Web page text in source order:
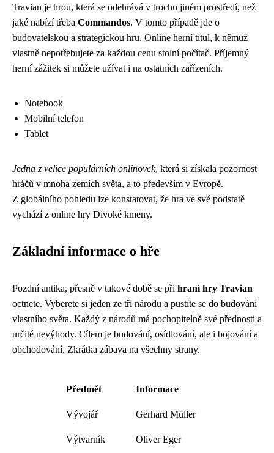
Travian je hrou, která se odehrává v trochu jiném prostředí, než
jaké nabízí třeba Commandos. V tomto případě jde o
budovatelskou a strategickou hru. Online herní titul, k němuž
vlastně nepotřebujete za každou cenu stolní počítač. Příjemný
herní zážitek si můžete užívat i na ostatních zařízeních.
Notebook
Mobilní telefon
Tablet
Jedna z velice populárních onlinovek, která si získala pozornost
hráčů v mnoha zemích světa, a to především v Evropě.
Z globálního pohledu lze konstatovat, že hra ve své podstatě
vychází z online hry Divoké kmeny.
Základní informace o hře
Pozdní antika, přesně v takové době se při hraní hry Travian
octnete. Vyberete si jeden ze tří národů a pustíte se do budování
vlastního světa. Každý z národů má pochopitelně své přednosti a
určité nevýhody. Cílem je budování, osídlování, ale i bojování a
obchodování. Zkrátka zábava na všechny strany.
Předmět Informace
Vývojář Gerhard Müller
Výtvarník Oliver Eger